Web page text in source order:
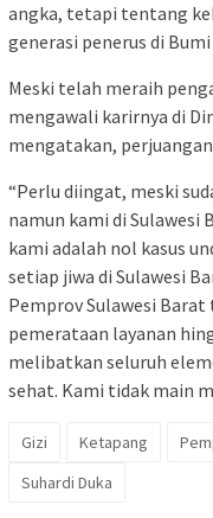
angka, tetapi tentang
generasi penerus di
Meski telah meraih
mengawali karirnya di
mengatakan,
“Perlu diingat, meski
namun kami di
kami adalah nol kasus
setiap jiwa di Sulawesi
Pemprov Sulawesi
pemerataan layanan
melibatkan seluruh
sehat. Kami tidak main
Gizi Ketapang
Suhardi Duka